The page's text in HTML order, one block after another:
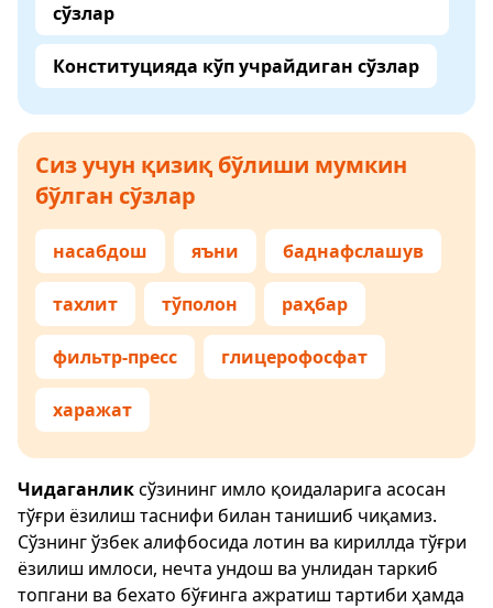
сўзлар
Конституцияда кўп учрайдиган сўзлар
Сиз учун қизиқ бўлиши мумкин
бўлган сўзлар
насабдош яъни баднафслашув
тахлит тўполон раҳбар
фильтр-пресс глицерофосфат
харажат
Чидаганликсўзининг имло қоидаларига асосан
тўғри ёзилиш таснифи билан танишиб чиқамиз.
Сўзнинг ўзбек алифбосида лотин ва кириллда тўғри
ёзилиш имлоси, нечта ундош ва унлидан таркиб
топгани ва бехато бўғинга ажратиш тартиби ҳамда